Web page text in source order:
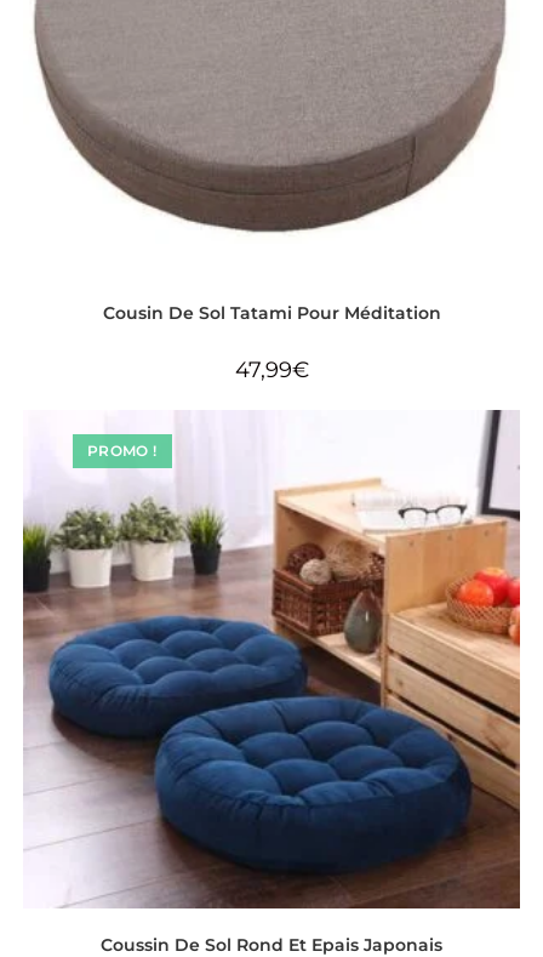
Cousin De Sol Tatami Pour Méditation
47,99€
PROMO !
Coussin De Sol Rond Et Epais Japonais